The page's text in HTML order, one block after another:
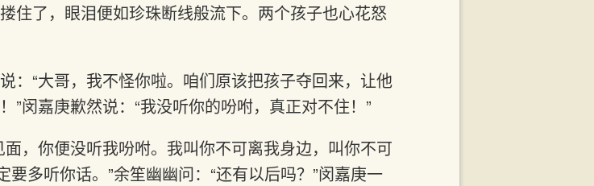
住了，眼泪便如珍珠断线般流下。两个孩子也心花怒
：“大哥，我不怪你啦。咱们原该把孩子夺回来，让他
”闵嘉庚歉然说：“我没听你的吩咐，真正对不住！”
，你便没听我吩咐。我叫你不可离我身边，叫你不可
要多听你话。”余笙幽幽问：“还有以后吗？”闵嘉庚一